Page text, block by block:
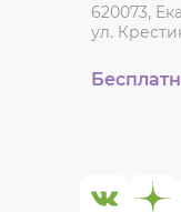
620073,
ул.